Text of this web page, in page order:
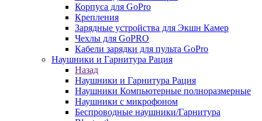
Корпуса для GoPro
Крепления
Зарядные устройства для Экшн Камер
Чехлы для GoPRO
Кабели зарядки для пульта GoPro
Наушники и Гарнитура Рация
Назад
Наушники и Гарнитура Рация
Наушники Компьютерные полноразмерные
Наушники с микрофоном
Беспроводные наушники/Гарнитура